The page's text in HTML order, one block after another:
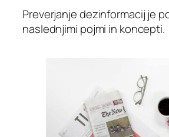
Preverjanje dezinformacij je
naslednjimi pojmi in koncepti.